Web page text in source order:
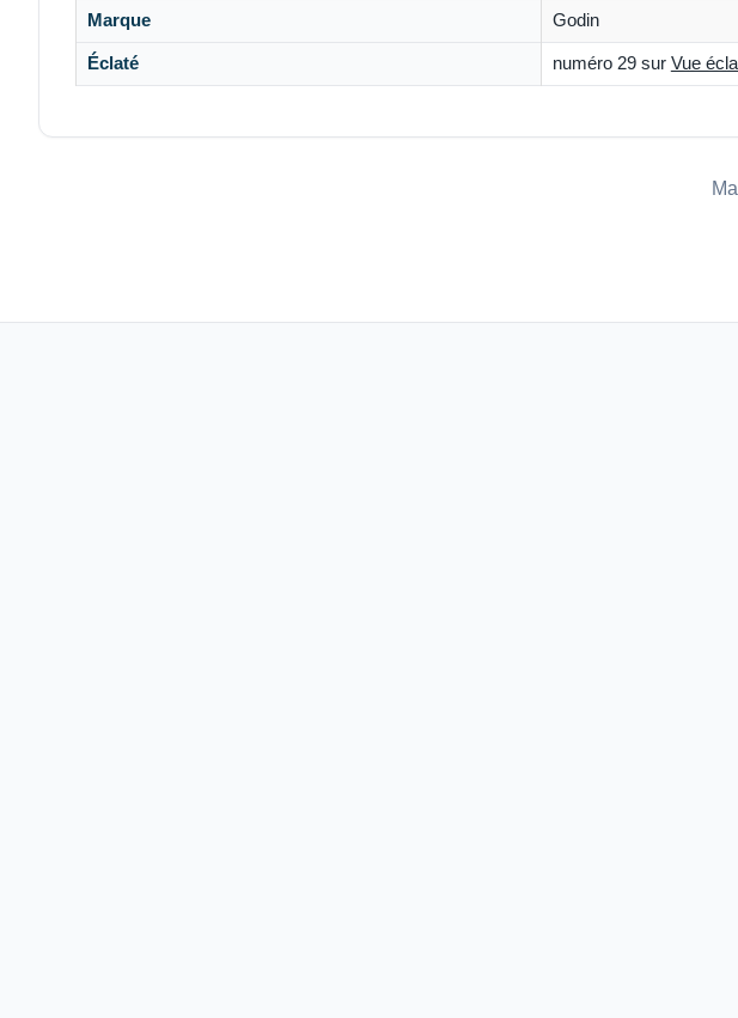
Marque Godin
Éclaté numéro 29 sur Vue